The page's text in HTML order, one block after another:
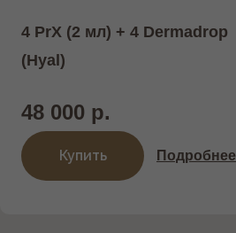
Подробнее
48 000 р.
4 PrX (2 мл) + 4 Dermadrop
(Hyal)
Купить